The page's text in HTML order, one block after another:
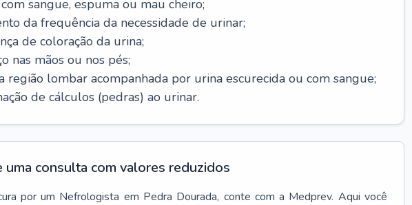
sangue, espuma ou mau cheiro;
da frequência da necessidade de urinar;
de coloração da urina;
nas mãos ou nos pés;
região lombar acompanhada por urina escurecida ou com sangue;
de cálculos (pedras) ao urinar.
uma consulta com valores reduzidos
por um Nefrologista em Pedra Dourada, conte com a Medprev. Aqui você